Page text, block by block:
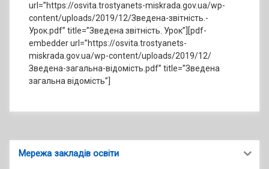
url=”https://osvita.trostyanets-miskrada.gov.ua/wp-
content/uploads/2019/12/Зведена-звітність.-
Урок.pdf” title=”Зведена звітність. Урок”][pdf-
embedder url=”https://osvita.trostyanets-
miskrada.gov.ua/wp-content/uploads/2019/12/
Зведена-загальна-відомість.pdf” title=”Зведена
загальна відомість”]
Мережа закладів освіти